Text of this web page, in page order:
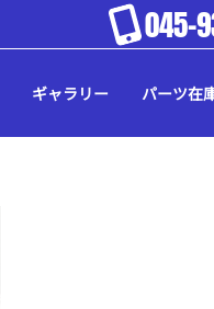
045-
ギャラリー パーツ在